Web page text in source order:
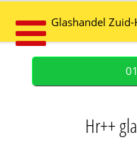
Glashandel
Hr++